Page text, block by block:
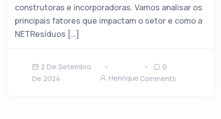
construtoras e incorporadoras. Vamos analisar os
principais fatores que impactam o setor e como a
NETResíduos […]
2 De Setembro
De 2024
Henrique
0
Comments